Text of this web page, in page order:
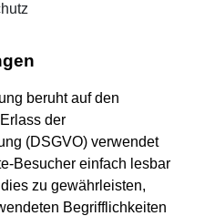
beruht auf den
der
(DSGVO) verwendet
Besucher einfach lesbar
zu gewährleisten,
Begrifflichkeiten